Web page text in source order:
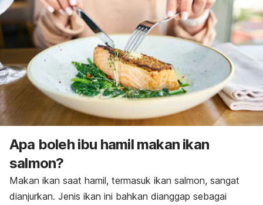
Apa boleh ibu hamil makan ikan
salmon?
Makan ikan saat hamil, termasuk ikan salmon, sangat
dianjurkan. Jenis ikan ini bahkan dianggap sebagai